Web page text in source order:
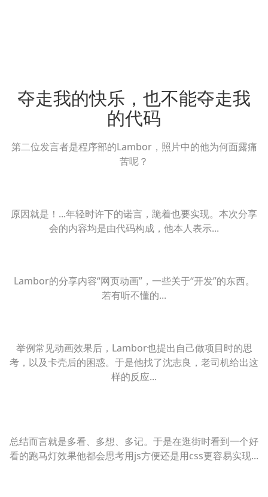
夺走我的快乐，也不能夺走我
的代码
第二位发言者是程序部的Lambor，照片中的他为何面露痛
苦呢？
原因就是！...年轻时许下的诺言，跪着也要实现。本次分享
会的内容均是由代码构成，他本人表示...
Lambor的分享内容“网页动画”，一些关于“开发”的东西。
若有听不懂的...
举例常见动画效果后，Lambor也提出自己做项目时的思
考，以及卡壳后的困惑。于是他找了沈志良，老司机给出这
样的反应...
总结而言就是多看、多想、多记。于是在逛街时看到一个好
看的跑马灯效果他都会思考用js方便还是用css更容易实现...